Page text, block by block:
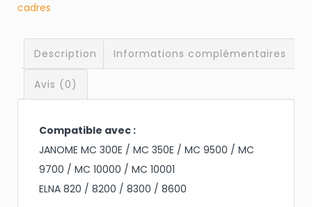
cadres
Description Informations complémentaires
Avis (0)
Compatible avec :
JANOME MC 300E / MC 350E / MC 9500 / MC
9700 / MC 10000 / MC 10001
ELNA 820 / 8200 / 8300 / 8600